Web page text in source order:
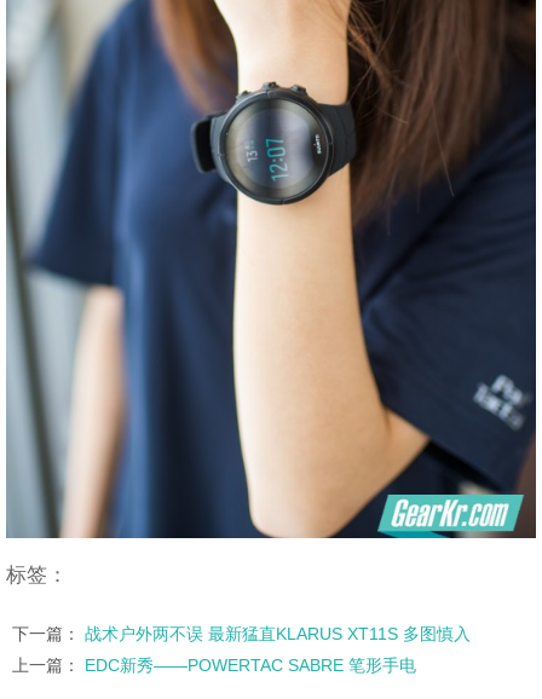
标签：
下一篇： 战术户外两不误 最新猛直KLARUS XT11S 多图慎入
上一篇： EDC新秀——POWERTAC SABRE 笔形手电